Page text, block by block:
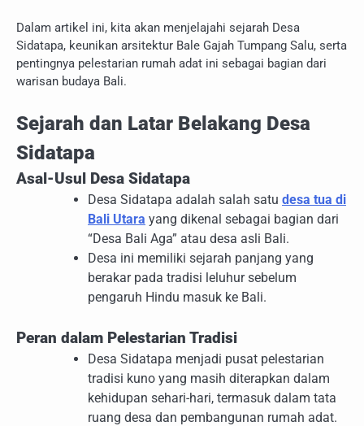
Dalam artikel ini, kita akan menjelajahi sejarah Desa
Sidatapa, keunikan arsitektur Bale Gajah Tumpang Salu, serta
pentingnya pelestarian rumah adat ini sebagai bagian dari
warisan budaya Bali.
Sejarah dan Latar Belakang Desa
Sidatapa
Asal-Usul Desa Sidatapa
Desa Sidatapa adalah salah satu desa tua di
Bali Utara yang dikenal sebagai bagian dari
“Desa Bali Aga” atau desa asli Bali.
Desa ini memiliki sejarah panjang yang
berakar pada tradisi leluhur sebelum
pengaruh Hindu masuk ke Bali.
Peran dalam Pelestarian Tradisi
Desa Sidatapa menjadi pusat pelestarian
tradisi kuno yang masih diterapkan dalam
kehidupan sehari-hari, termasuk dalam tata
ruang desa dan pembangunan rumah adat.